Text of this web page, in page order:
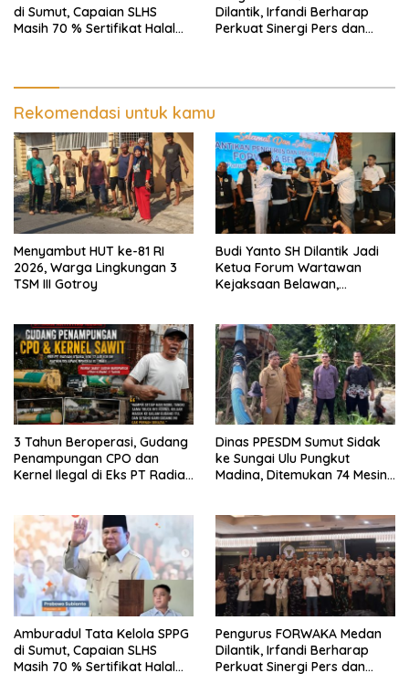
di Sumut, Capaian SLHS
Masih 70 % Sertifikat Halal
Pemantau dan Pengawas
MBG
Dilantik, Irfandi Berharap
Perkuat Sinergi Pers dan
Rekomendasi untuk kamu
Menyambut HUT ke-81 RI
2026, Warga Lingkungan 3
TSM III Gotroy
Budi Yanto SH Dilantik Jadi
Ketua Forum Wartawan
Kejaksaan Belawan,
Pendampingan Hukum dan
Ekomoni Semua Anggota
3 Tahun Beroperasi, Gudang
Penampungan CPO dan
Kernel Ilegal di Eks PT Radian
Dinas PPESDM Sumut Sidak
ke Sungai Ulu Pungkut
Madina, Ditemukan 74 Mesin
Rusak
Amburadul Tata Kelola SPPG
di Sumut, Capaian SLHS
Masih 70 % Sertifikat Halal
Pengurus FORWAKA Medan
Dilantik, Irfandi Berharap
Perkuat Sinergi Pers dan